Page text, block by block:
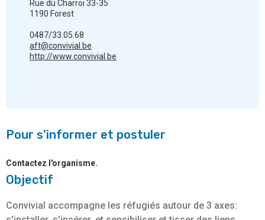
Objectif
Convivial accompagne les réfugiés autour de 3 axes:
Rue du Charroi 33-35
1190 Forest
0487/33.05.68
aft@convivial.be
http://www.convivial.be
Pour s'informer et postuler
Contactez l'organisme.